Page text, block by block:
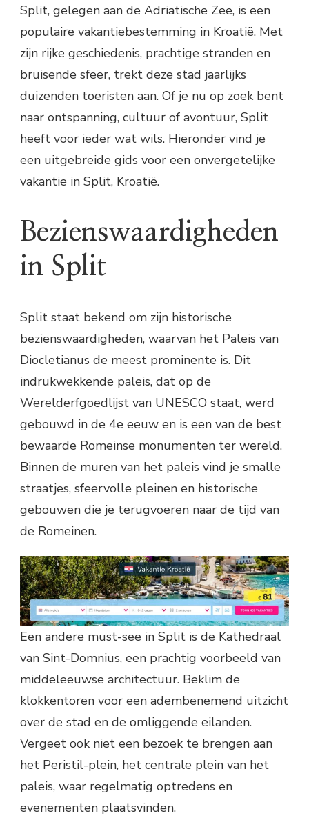
Split, gelegen aan de Adriatische Zee, is een
populaire vakantiebestemming in Kroatië. Met
zijn rijke geschiedenis, prachtige stranden en
bruisende sfeer, trekt deze stad jaarlijks
duizenden toeristen aan. Of je nu op zoek bent
naar ontspanning, cultuur of avontuur, Split
heeft voor ieder wat wils. Hieronder vind je
een uitgebreide gids voor een onvergetelijke
vakantie in Split, Kroatië.
Bezienswaardigheden
in Split
Split staat bekend om zijn historische
bezienswaardigheden, waarvan het Paleis van
Diocletianus de meest prominente is. Dit
indrukwekkende paleis, dat op de
Werelderfgoedlijst van UNESCO staat, werd
gebouwd in de 4e eeuw en is een van de best
bewaarde Romeinse monumenten ter wereld.
Binnen de muren van het paleis vind je smalle
straatjes, sfeervolle pleinen en historische
gebouwen die je terugvoeren naar de tijd van
de Romeinen.
Een andere must-see in Split is de Kathedraal
van Sint-Domnius, een prachtig voorbeeld van
middeleeuwse architectuur. Beklim de
klokkentoren voor een adembenemend uitzicht
over de stad en de omliggende eilanden.
Vergeet ook niet een bezoek te brengen aan
het Peristil-plein, het centrale plein van het
paleis, waar regelmatig optredens en
evenementen plaatsvinden.